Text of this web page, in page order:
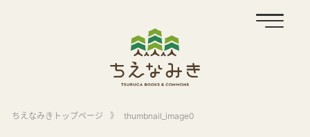
ちえなみきトップページ 》 thumbnail_image0